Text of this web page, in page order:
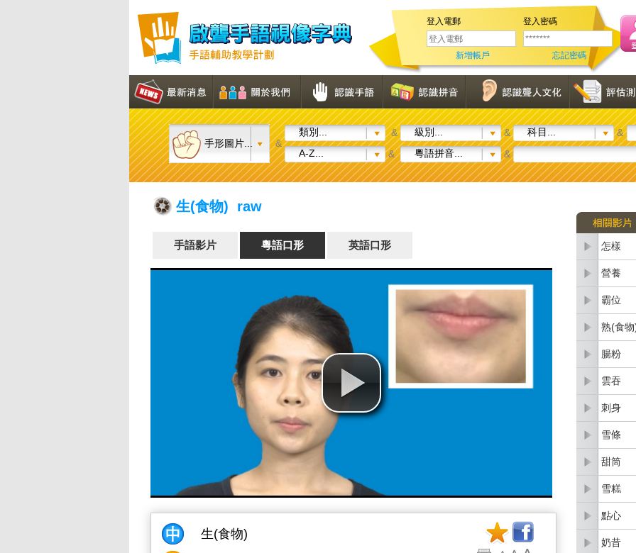
登入電郵 登入密碼
新增帳戶 忘記密碼
手形圖片... &
類別... & 級別... & 科目...
&
A-Z...
& 粵語拼音... &
生(食物) raw
手語影片 粵語口形 英語口形
生(食物)
怎樣
營養
霸位
熟(食
腸粉
雲吞
刺身
雪條
甜筒
雪糕
點心
奶昔